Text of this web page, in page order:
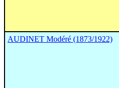
AUDINET Modéré (1873/1922)